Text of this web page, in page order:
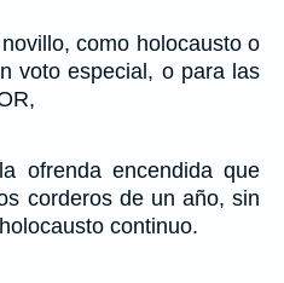
como holocausto o
voto especial, o para las
ofrenda encendida que
corderos de un año, sin
holocausto continuo.